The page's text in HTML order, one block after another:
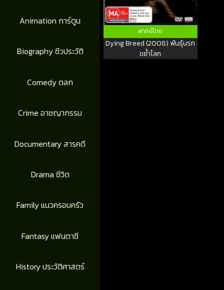
Animation การ์ตูน
Biography ชีวประวัติ
Comedy ตลก
Crime อาชญากรรม
Documentary สารคดี
Drama ชีวิต
Family แนวครอบครัว
Fantasy แฟนตาซี
History ประวัติศาสตร์
พากย์ไทย
Dying Breed (2008) พันธุ์นรก
ขย้ำโลก